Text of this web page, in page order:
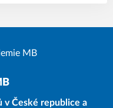
v České republice a